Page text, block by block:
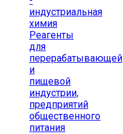
индустриальная
химия
Реагенты
для
перерабатывающей
и
пищевой
индустрии,
предприятий
общественного
питания